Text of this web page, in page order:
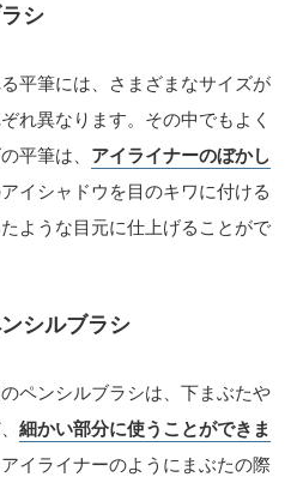
シ
平筆には、さまざまなサイズが
れ異なります。その中でもよく
平筆は、 アイライナーのぼかし
イシャドウを目のキワに付ける
ような目元に仕上げることがで
シルブラシ
ペンシルブラシは、下まぶたや
細かい部分に使うことができま
イライナーのようにまぶたの際